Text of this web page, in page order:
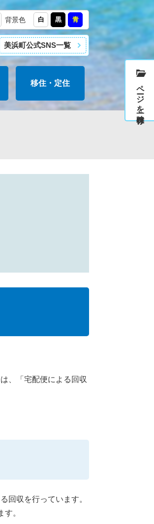
背景色 白 黒 青
美浜町公式SNS一覧
移住・定住
、「宅配便による回収
回収を行っています。
。
ページを一時保存